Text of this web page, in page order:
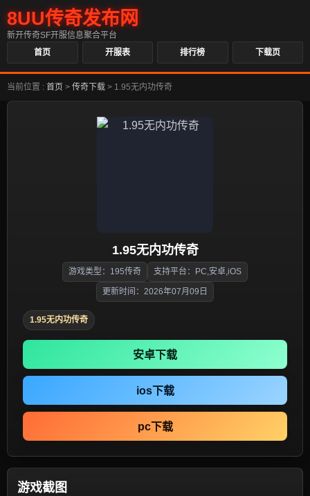
8UU传奇发布网
新开传奇SF开服信息聚合平台
首页
开服表 排行榜 下载页
当前位置 : 首页 > 传奇下载 > 1.95无内功传奇
1.95无内功传奇
游戏类型：195传奇 支持平台：PC,安卓,iOS
更新时间：2026年07月09日
1.95无内功传奇
安卓下载
ios下载
pc下载
游戏截图